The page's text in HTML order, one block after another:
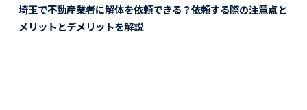
採用エントリー
よくある質問
Social link
埼玉で不動産業者に解体を依頼できる？依頼する際の注意点と
メリットとデメリットを解説